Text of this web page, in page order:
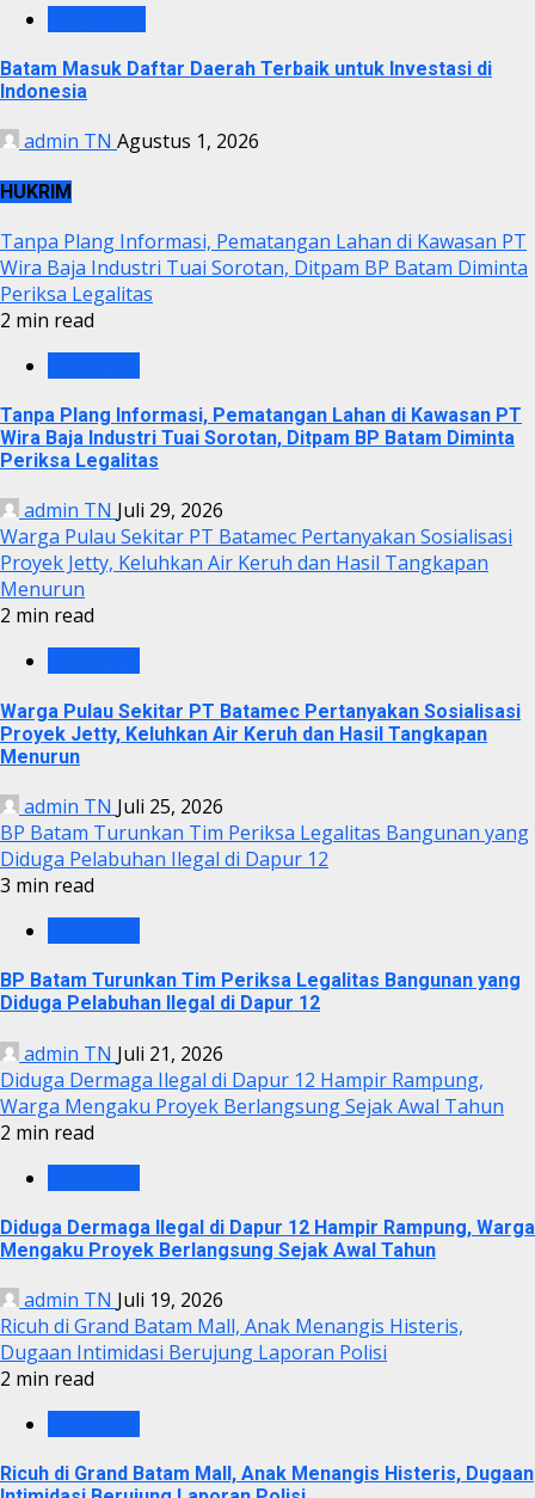
Batam Masuk Daftar Daerah Terbaik untuk Investasi di
Indonesia
admin TN Agustus 1, 2026
HUKRIM
Tanpa Plang Informasi, Pematangan Lahan di Kawasan PT
Wira Baja Industri Tuai Sorotan, Ditpam BP Batam Diminta
Periksa Legalitas
2 min read
Tanpa Plang Informasi, Pematangan Lahan di Kawasan PT
Wira Baja Industri Tuai Sorotan, Ditpam BP Batam Diminta
Periksa Legalitas
admin TN Juli 29, 2026
Warga Pulau Sekitar PT Batamec Pertanyakan Sosialisasi
Proyek Jetty, Keluhkan Air Keruh dan Hasil Tangkapan
Menurun
2 min read
Warga Pulau Sekitar PT Batamec Pertanyakan Sosialisasi
Proyek Jetty, Keluhkan Air Keruh dan Hasil Tangkapan
Menurun
admin TN Juli 25, 2026
BP Batam Turunkan Tim Periksa Legalitas Bangunan yang
Diduga Pelabuhan Ilegal di Dapur 12
3 min read
BP Batam Turunkan Tim Periksa Legalitas Bangunan yang
Diduga Pelabuhan Ilegal di Dapur 12
admin TN Juli 21, 2026
Diduga Dermaga Ilegal di Dapur 12 Hampir Rampung,
Warga Mengaku Proyek Berlangsung Sejak Awal Tahun
2 min read
Diduga Dermaga Ilegal di Dapur 12 Hampir Rampung, Warga
Mengaku Proyek Berlangsung Sejak Awal Tahun
admin TN Juli 19, 2026
Ricuh di Grand Batam Mall, Anak Menangis Histeris,
Dugaan Intimidasi Berujung Laporan Polisi
2 min read
Ricuh di Grand Batam Mall, Anak Menangis Histeris, Dugaan